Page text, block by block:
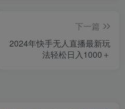
下一篇
2024年快手无人直播最新玩
法轻松日入1000＋